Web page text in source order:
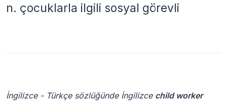
n. çocuklarla ilgili sosyal görevli
İngilizce - Türkçe sözlüğünde İngilizce child worker